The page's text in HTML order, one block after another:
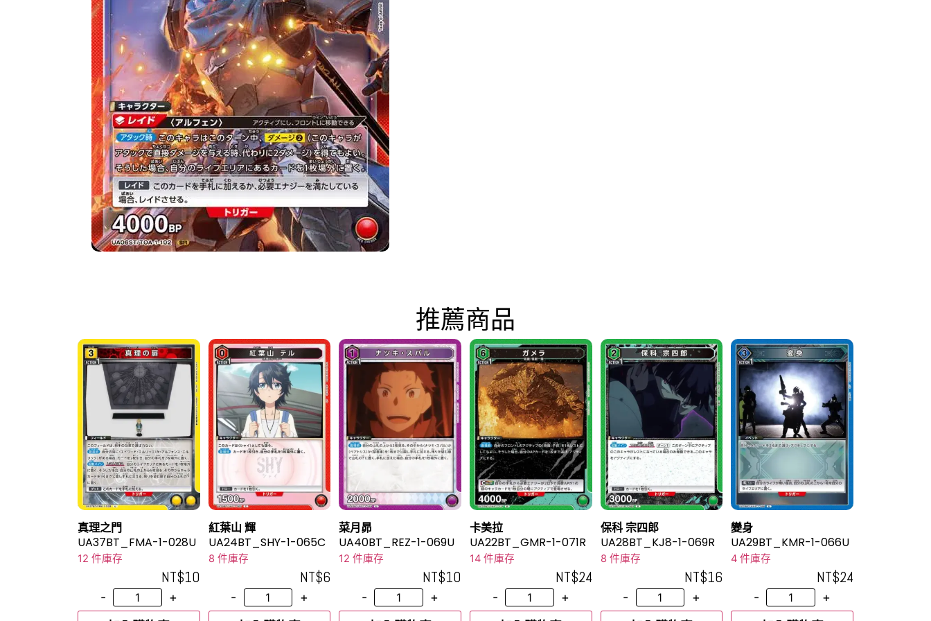
推薦商品
真理之門
UA37BT_FMA-1-028U
12 件庫存
NT$10
-
+
紅葉山 輝
UA24BT_SHY-1-065C
8 件庫存
NT$6
-
+
菜月昴
UA40BT_REZ-1-069U
12 件庫存
NT$10
-
+
卡美拉
UA22BT_GMR-1-071R
14 件庫存
NT$24
-
+
保科 宗四郎
UA28BT_KJ8-1-069R
8 件庫存
NT$16
-
+
變身
UA29BT_KMR-1-066U
4 件庫存
NT$24
-
+